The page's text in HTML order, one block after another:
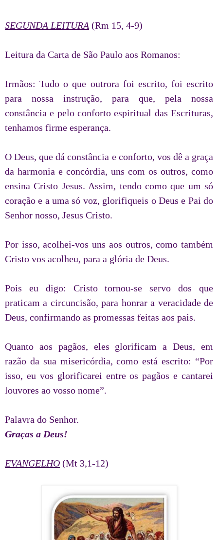
SEGUNDA LEITURA (Rm 15, 4-9)
Leitura da Carta de São Paulo aos Romanos:
Irmãos: Tudo o que outrora foi escrito, foi escrito
para nossa instrução, para que, pela nossa
constância e pelo conforto espiritual das Escrituras,
tenhamos firme esperança.
O Deus, que dá constância e conforto, vos dê a graça
da harmonia e concórdia, uns com os outros, como
ensina Cristo Jesus. Assim, tendo como que um só
coração e a uma só voz, glorifiqueis o Deus e Pai do
Senhor nosso, Jesus Cristo.
Por isso, acolhei-vos uns aos outros, como também
Cristo vos acolheu, para a glória de Deus.
Pois eu digo: Cristo tornou-se servo dos que
praticam a circuncisão, para honrar a veracidade de
Deus, confirmando as promessas feitas aos pais.
Quanto aos pagãos, eles glorificam a Deus, em
razão da sua misericórdia, como está escrito: “Por
isso, eu vos glorificarei entre os pagãos e cantarei
louvores ao vosso nome”.
Palavra do Senhor.
Graças a Deus!
EVANGELHO (Mt 3,1-12)